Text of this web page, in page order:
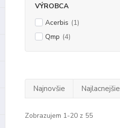
VÝROBCA
Acerbis (1)
Qmp (4)
Najnovšie Najlacnejšie
Zobrazujem 1-20 z 55